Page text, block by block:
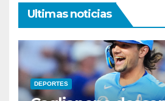
Ultimas noticias
DEPORTES